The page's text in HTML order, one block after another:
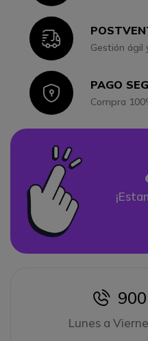
IconGestión ágil
IconPAGO
Compra
icon
Lunes a